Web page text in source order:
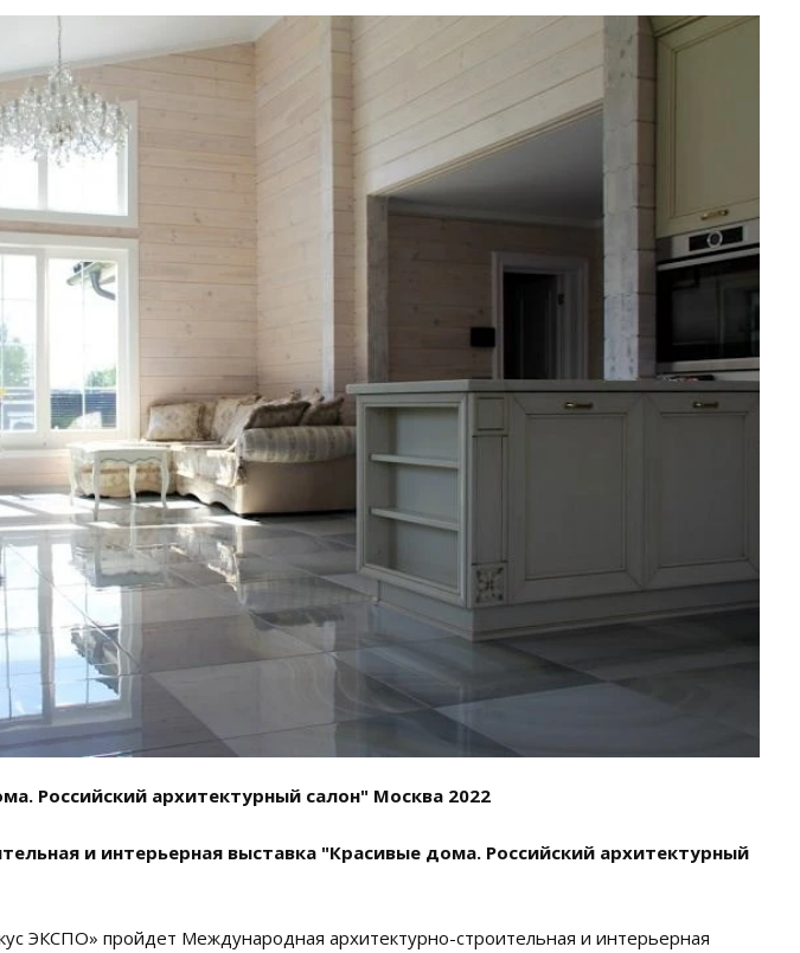
Российский архитектурный салон" Москва 2022
и интерьерная выставка "Красивые дома. Российский архитектурный
ЭКСПО» пройдет Международная архитектурно-строительная и интерьерная